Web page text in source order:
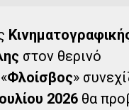
στον θερινό
Φλοίσβος»
2026 θα